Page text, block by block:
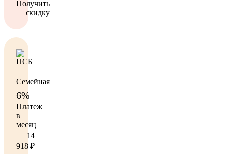
Получить
скидку
Семейная
6%
Платеж
в
месяц
14
918 ₽